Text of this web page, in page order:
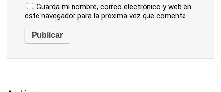
Guarda mi nombre, correo electrónico y web en
este navegador para la próxima vez que comente.